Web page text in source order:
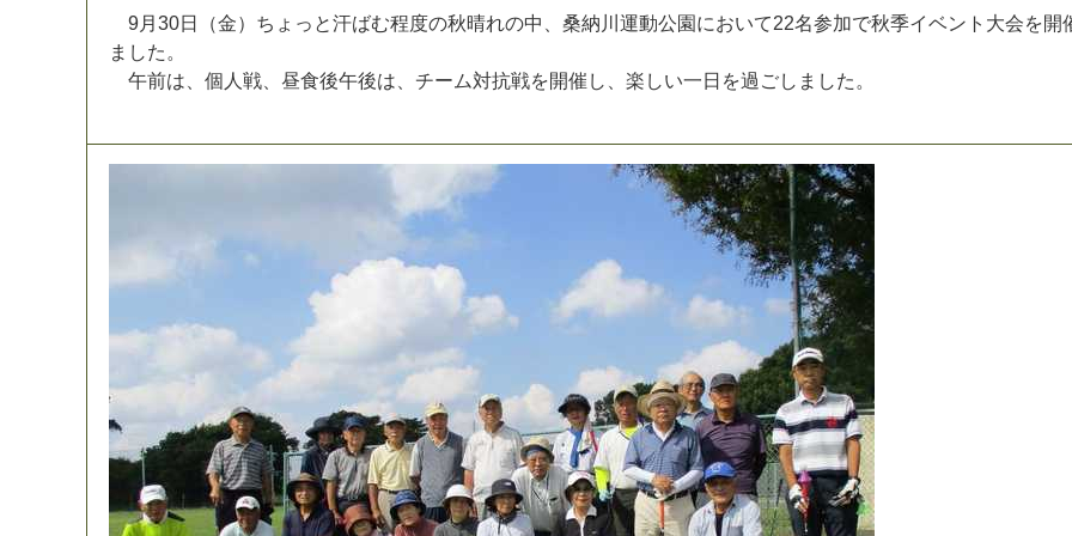
9月 30日 （金） ち ょ っ と汗ばむ程度の秋晴れの中 桑納 川 運動公園 において22名参加で秋季イベン ト 大会を開
ま した 。
午前は 個 人 戦 昼食後午後は チー ム対抗戦を開催 し 楽 しい一 日 を過 ごし ま した 。